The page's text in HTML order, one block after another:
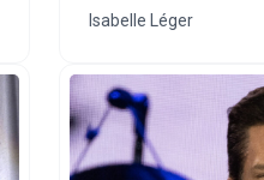
Isabelle Léger